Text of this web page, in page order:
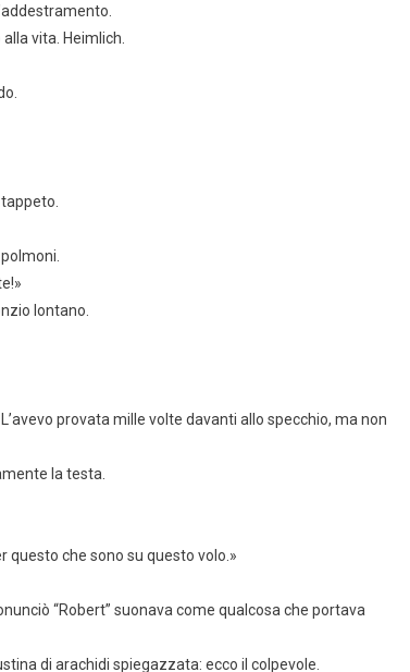
vita. Heimlich.
lontano.
provata mille volte davanti allo specchio, ma non
la testa.
questo che sono su questo volo.»
“Robert” suonava come qualcosa che portava
di arachidi spiegazzata: ecco il colpevole.